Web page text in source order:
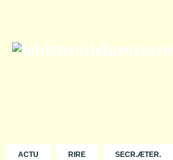
ACTU RIRE SECR.ÆTER.